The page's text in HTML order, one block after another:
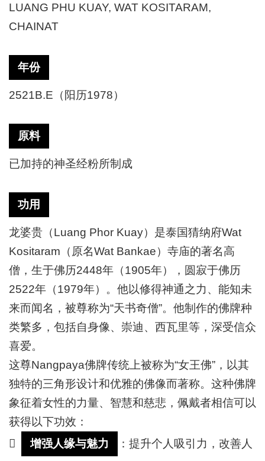
LUANG PHU KUAY, WAT KOSITARAM,
CHAINAT
年份
2521B.E（阳历1978）
原料
已加持的神圣经粉所制成
功用
龙婆贵（Luang Phor Kuay）是泰国猜纳府Wat
Kositaram（原名Wat Bankae）寺庙的著名高
僧，生于佛历2448年（1905年），圆寂于佛历
2522年（1979年）。 他以修得神通之力、能知未
来而闻名，被尊称为“天书奇僧”。 他制作的佛牌种
类繁多，包括自身像、崇迪、西瓦里等，深受信众
喜爱。
这尊Nangpaya佛牌传统上被称为“女王佛”，以其
独特的三角形设计和优雅的佛像而著称。 这种佛牌
象征着女性的力量、智慧和慈悲，佩戴者相信可以
获得以下功效：

增强人缘与魅力 ： 提升个人吸引力，改善人